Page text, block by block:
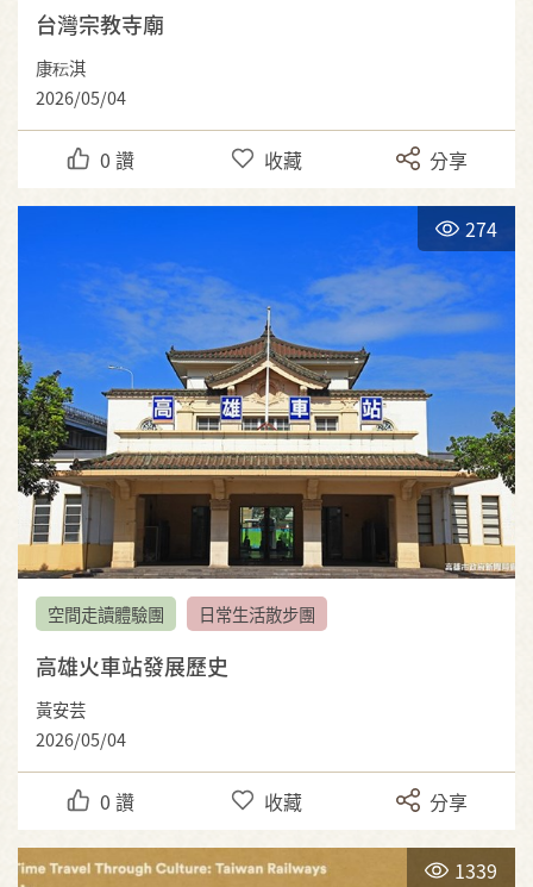
台灣宗教寺廟
康秐淇
2026/05/04
0 讚 收藏 分享
274
空間走讀體驗團 日常生活散步團
高雄火車站發展歷史
黃安芸
2026/05/04
0 讚 收藏 分享
1339